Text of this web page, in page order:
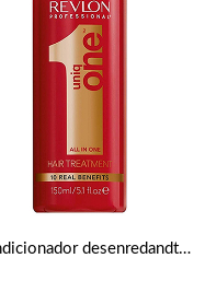
Acondicionador desenredandte de Revlon Professional Soin Uniq One 150ml